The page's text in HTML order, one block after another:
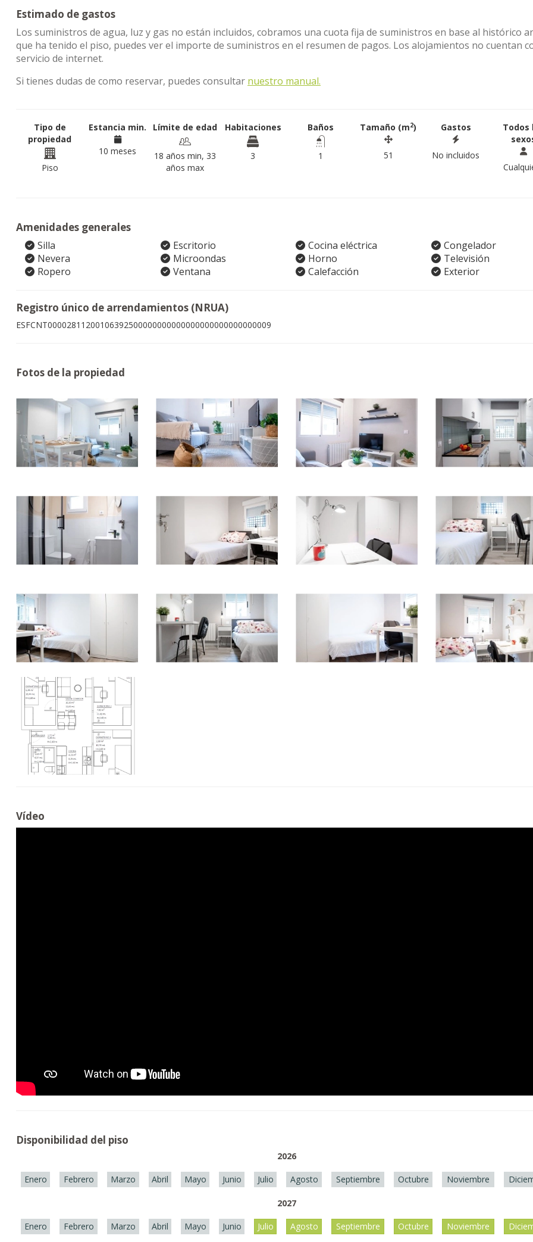
Estimado de gastos
Los suministros de agua, luz y gas no están incluidos, cobramos una cuota fija de suministros en base al histórico
que ha tenido el piso, puedes ver el importe de suministros en el resumen de pagos. Los alojamientos no cuentan
servicio de internet.
Si tienes dudas de como reservar, puedes consultar nuestro manual.
Tipo de
propiedad
Piso
Estancia min.
10 meses
Límite de edad
18 años min, 33
años max
Habitaciones
3
Baños
1
Tamaño (m2)
51
Gastos
No incluidos
Todos
Amenidades generales
Silla Escritorio Cocina eléctrica
Congelador
Nevera
Microondas Horno
Televisión
Ropero
Ventana Calefacción Exterior
Registro único de arrendamientos (NRUA)
ESFCNT00002811200106392500000000000000000000000000009
Fotos de la propiedad
Vídeo
Disponibilidad del piso
2026
Enero Febrero Marzo Abril Mayo Junio Julio Agosto Septiembre Octubre Noviembre
2027
Enero Febrero Marzo Abril Mayo Junio Julio Agosto Septiembre Octubre Noviembre